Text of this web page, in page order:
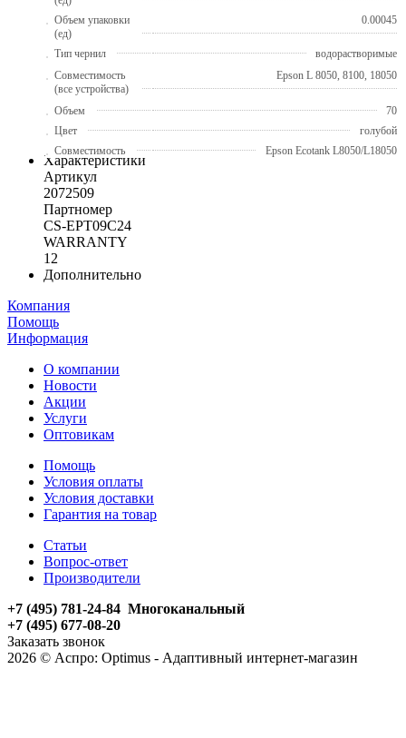
Объем упаковки
(ед)
0.00045
Тип чернил
водорастворимые
Совместимость
(все устройства)
Epson L 8050, 8100, 18050
Объем
70
Цвет
голубой
Совместимость
Epson Ecotank L8050/L18050
Характеристики
Артикул
2072509
Партномер
CS-EPT09C24
WARRANTY
12
Дополнительно
Компания
Помощь
Информация
О компании
Новости
Акции
Услуги
Оптовикам
Помощь
Условия оплаты
Условия доставки
Гарантия на товар
Статьи
Вопрос-ответ
Производители
+7 (495) 781-24-84 Многоканальный
+7 (495) 677-08-20
Заказать звонок
2026 © Аспро: Optimus - Адаптивный интернет-магазин